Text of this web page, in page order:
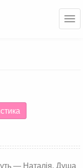
— Наталія, Душа